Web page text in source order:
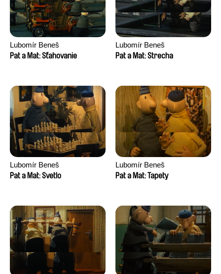
Lubomír Beneš
Pat a Mat: Sťahovanie
Lubomír Beneš
Pat a Mat: Strecha
Lubomír Beneš
Pat a Mat: Svetlo
Lubomír Beneš
Pat a Mat: Tapety